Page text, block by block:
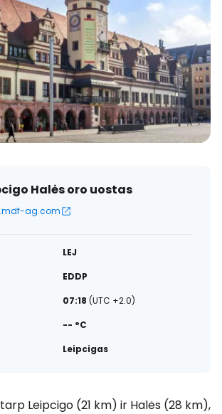
Halės oro uostas
ag.com
LEJ
EDDP
07:18 (UTC +2.0)
-- °C
Leipcigas
Leipcigo (21 km) ir Halės (28 km),